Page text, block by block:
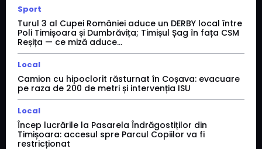
Sport
Turul 3 al Cupei României aduce un DERBY local între
Poli Timișoara și Dumbrăvița; Timișul Șag în fața CSM
Reșița — ce miză aduce...
Local
Camion cu hipoclorit răsturnat în Coșava: evacuare
pe raza de 200 de metri și intervenția ISU
Local
Încep lucrările la Pasarela Îndrăgostiților din
Timișoara: accesul spre Parcul Copiilor va fi
restricționat